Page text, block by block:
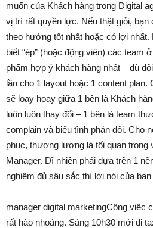
muốn của Khách hàng trong Digital
vị trí rất quyền lực. Nếu thật giỏi, bạn
theo hướng tốt nhất hoặc có lợi nhất.
biết “ép” (hoặc động viên) các team
phẩm hợp ý khách hàng nhất – dù
lần cho 1 layout hoặc 1 content plan.
sẽ loay hoay giữa 1 bên là Khách
luôn luôn thay đổi – 1 bên là team
complain và biểu tình phản đối. Cho
phục, thương lượng là tối quan trọng
Manager. Dĩ nhiên phải dựa trên 1
nghiệm đủ sâu sắc thì lời nói của
manager digital marketingCông việc
rất hào nhoáng. Sáng 10h30 mới đi